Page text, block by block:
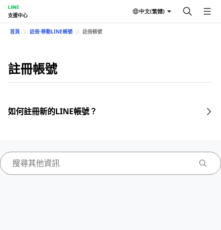
LINE
支援中心
中文(繁體)
首頁 註冊⋅移動LINE帳號 註冊帳號
註冊帳號
如何註冊新的LINE帳號？